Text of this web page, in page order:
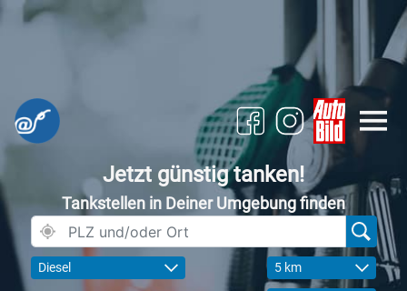
Jetzt günstig tanken!
Tankstellen in Deiner Umgebung finden
Diesel 5 km